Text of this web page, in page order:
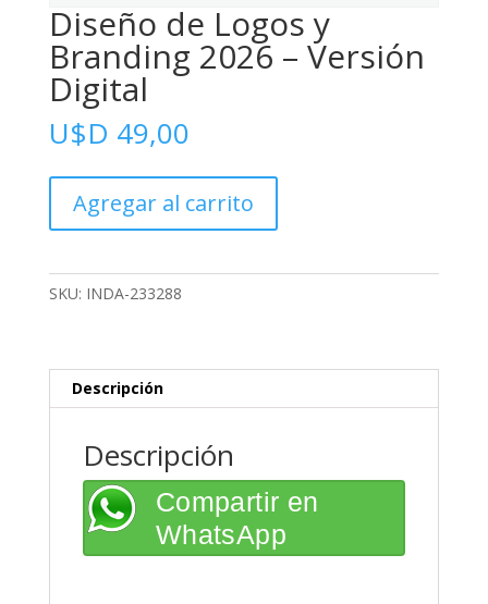
Diseño de Logos y
Branding 2026 – Versión
Digital
U$D 49,00
Branding
Digital
cantidad
Agregar al carrito
SKU: INDA-233288
Descripción
Descripción
Compartir en
WhatsApp